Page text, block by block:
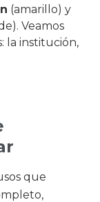
(amarillo) y
Veamos
la institución,
que
,